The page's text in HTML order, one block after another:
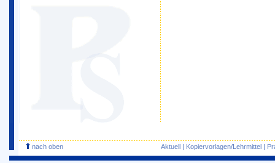
nach oben Aktuell | Kopiervorlagen/Lehrmittel |